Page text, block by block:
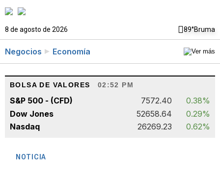
8 de agosto de 2026 89°Bruma
Negocios Economía
BOLSA DE VALORES 02:52 PM
S&P 500 - (CFD) 7572.40
0.38%
Dow Jones
52658.64
0.29%
Nasdaq
26269.23 0.62%
NOTICIA